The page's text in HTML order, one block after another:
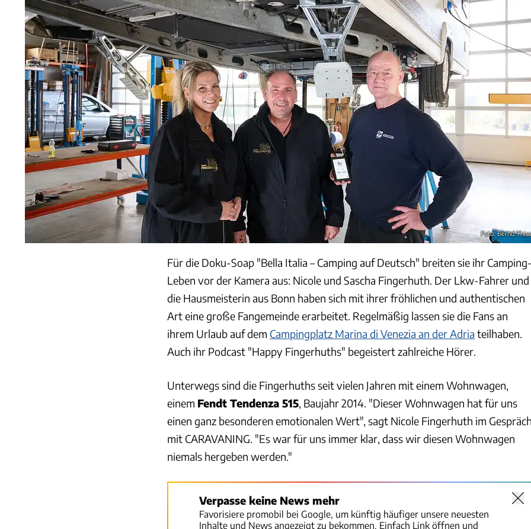
Foto: Bernd
Für die Doku-Soap "Bella Italia – Camping auf Deutsch" breiten sie ihr
Leben vor der Kamera aus: Nicole und Sascha Fingerhuth. Der Lkw-Fahrer und
die Hausmeisterin aus Bonn haben sich mit ihrer fröhlichen und authentischen
Art eine große Fangemeinde erarbeitet. Regelmäßig lassen sie die Fans an
ihrem Urlaub auf dem Campingplatz Marina di Venezia an der Adria teilhaben.
Auch ihr Podcast "Happy Fingerhuths" begeistert zahlreiche Hörer.
Unterwegs sind die Fingerhuths seit vielen Jahren mit einem Wohnwagen,
einem Fendt Tendenza 515 , Baujahr 2014. "Dieser Wohnwagen hat für uns
einen ganz besonderen emotionalen Wert", sagt Nicole Fingerhuth im
mit CARAVANING. "Es war für uns immer klar, dass wir diesen Wohnwagen
niemals hergeben werden."
Verpasse keine News mehr
Favorisiere promobil bei Google, um künftig häufiger unsere neuesten
Inhalte und News angezeigt zu bekommen. Einfach Link öffnen und